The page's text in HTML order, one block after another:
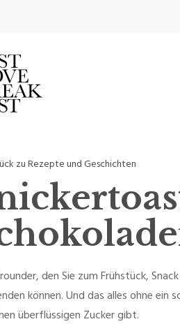
zu Rezepte und Geschichten
den Sie zum Frühstück,
können. Und das alles ohne ein
überflüssigen Zucker gibt.